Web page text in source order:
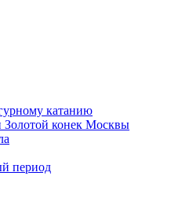
катанию
Золотой конек Москвы
период